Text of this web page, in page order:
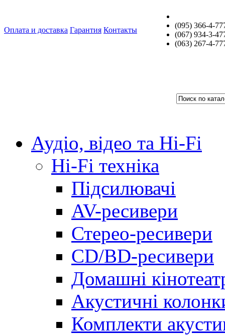
Оплата и доставка Гарантия Контакты
(095) 366-4-
(067) 934-3-
(063) 267-4-
Аудіо, відео та Hi-Fi
Hi-Fi техніка
Підсилювачі
AV-ресивери
Стерео-ресивери
CD/BD-ресивери
Домашні
Акустичні
Комплекти